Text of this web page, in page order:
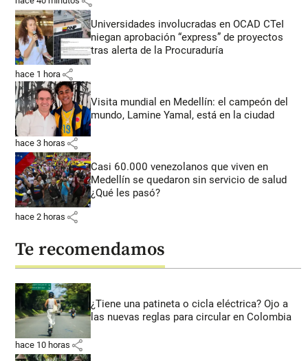
Universidades involucradas en OCAD CTeI
niegan aprobación “express” de proyectos
tras alerta de la Procuraduría
hace 1 hora share
Visita mundial en Medellín: el campeón del
mundo, Lamine Yamal, está en la ciudad
hace 3 horas share
Casi 60.000 venezolanos que viven en
Medellín se quedaron sin servicio de salud
¿Qué les pasó?
hace 2 horas share
Te recomendamos
¿Tiene una patineta o cicla eléctrica? Ojo a
las nuevas reglas para circular en Colombia
hace 10 horas share